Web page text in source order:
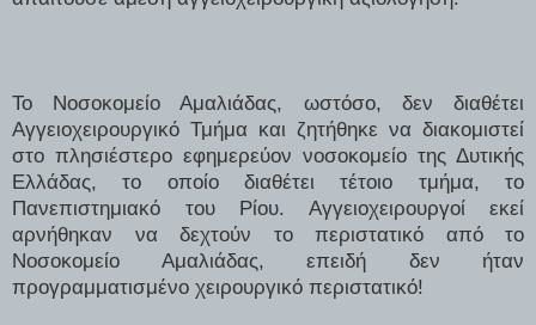
Το Νοσοκομείο Αμαλιάδας, ωστόσο, δεν διαθέτει
Αγγειοχειρουργικό Τμήμα και ζητήθηκε να διακομιστεί
στο πλησιέστερο εφημερεύον νοσοκομείο της Δυτικής
Ελλάδας, το οποίο διαθέτει τέτοιο τμήμα, το
Πανεπιστημιακό του Ρίου. Αγγειοχειρουργοί εκεί
αρνήθηκαν να δεχτούν το περιστατικό από το
Νοσοκομείο Αμαλιάδας, επειδή δεν ήταν
προγραμματισμένο χειρουργικό περιστατικό!